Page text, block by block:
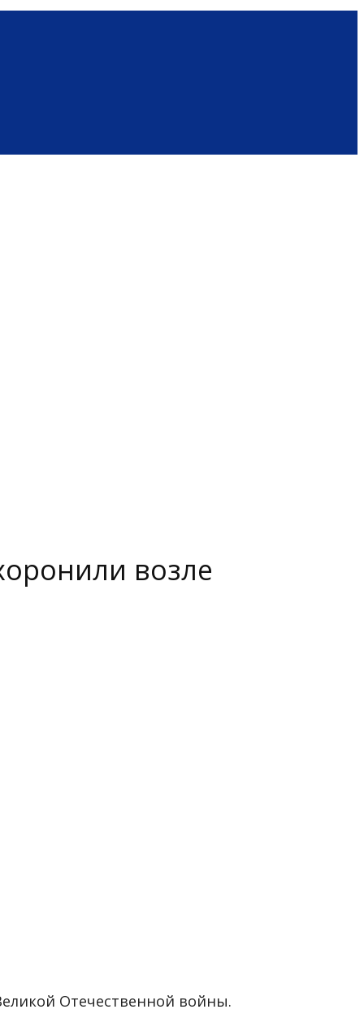
возле
Отечественной войны.